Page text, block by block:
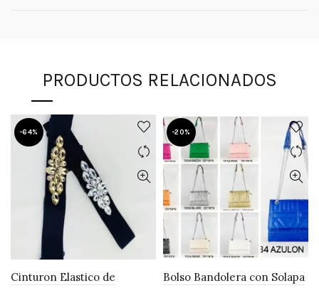
PRODUCTOS RELACIONADOS
-64%
Cinturon Elastico de
-20%
Bolso Bandolera con Solapa